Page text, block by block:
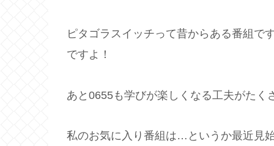
ピタゴラスイッチって昔からある番組で
ですよ！
あと0655も学びが楽しくなる工夫がた
私のお気に入り番組は…というか最近見